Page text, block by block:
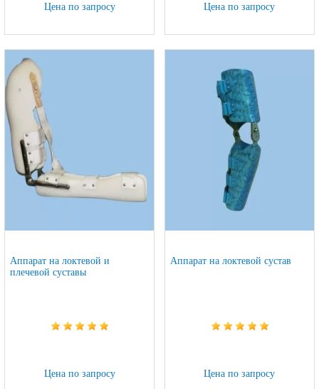
Цена по запросу Цена по запросу
Аппарат на локтевой и
плечевой суставы
Цена по запросу
Аппарат на локтевой сустав
Цена по запросу